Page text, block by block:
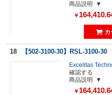
商品説明
￥
18 【502-3100-30】RSL-3100-30
Excelitas
確認する
商品説明
￥